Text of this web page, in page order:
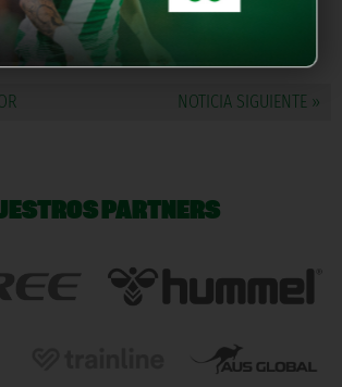
La Hoya Lorca CF
NOTICIA SIGUIENTE »
PARTNERS